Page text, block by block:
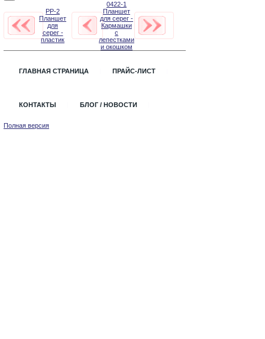
PP-2
Планшет
для
серег -
пластик
0422-1
Планшет
для серег -
Кармашки
с
лепестками
и окошком
ГЛАВНАЯ СТРАНИЦА ПРАЙС-ЛИСТ
КОНТАКТЫ БЛОГ / НОВОСТИ
Полная версия